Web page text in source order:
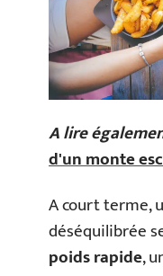
A lire
d'un monte
A court terme,
déséquilibrée
poids rapide,